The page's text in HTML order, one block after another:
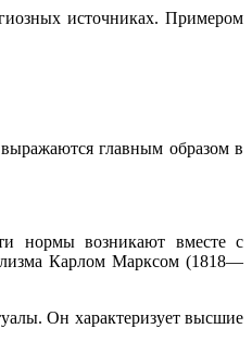
источниках. Примером
главным образом в
нормы возникают вместе с
Карлом Марксом (1818—
Он характеризует высшие